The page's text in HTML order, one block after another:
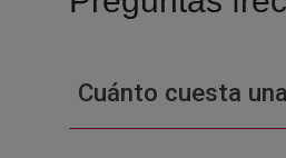
Cuánto cuesta